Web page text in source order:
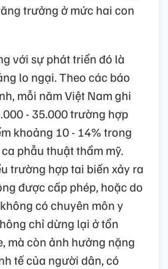
trưởng ở mức hai con
với sự phát triển đó là
lo ngại. Theo các báo
mỗi năm Việt Nam ghi
- 35.000 trường hợp
khoảng 10 - 14% trong
phẫu thuật thẩm mỹ.
trường hợp tai biến xảy ra
được cấp phép, hoặc do
có chuyên môn y
chỉ dừng lại ở tổn
mà còn ảnh hưởng nặng
tế của người dân, có